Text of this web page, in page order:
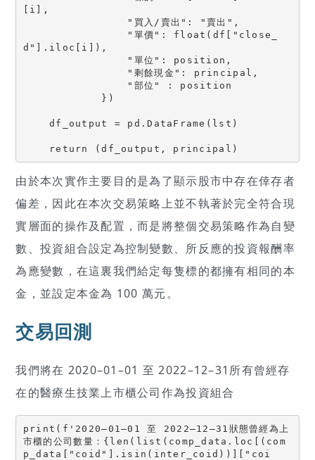
[i],
d"].iloc[i]),
    df_output = pd.DataFrame(lst)
    return (df_output, principal)
由於本次實作主要目的是為了顯示股市中存在倖存者
偏差，因此在本次交易策略上並不執著於完全符合現
實層面的操作及配置，而是將整個交易策略作為自變
數、投資組合設定為控制變數、所反應的投資報酬率
為應變數，在這裏我們給定每隻標的都擁有相同的本
金，並設定本金為 100 萬元。
交易回測
我們將在 2020–01–01 至 2022–12–31所有曾經存
在的醫療生技業上市櫃公司作為投資組合
print(f'2020–01–01 至 2022–12–31狀態曾經為上
市櫃的公司數量：{len(list(comp_data.loc[(com
p_data["coid"].isin(inter_coid))]["coi